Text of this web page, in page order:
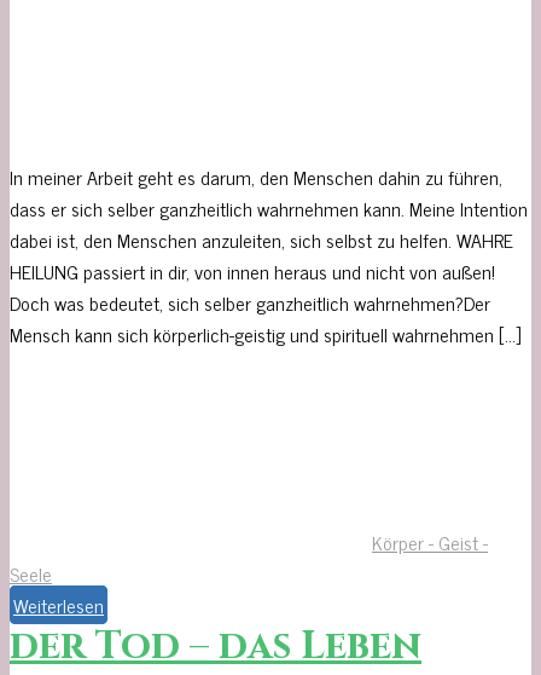
In meiner Arbeit geht es darum, den Menschen dahin zu führen,
dass er sich selber ganzheitlich wahrnehmen kann. Meine Intention
dabei ist, den Menschen anzuleiten, sich selbst zu helfen. WAHRE
HEILUNG passiert in dir, von innen heraus und nicht von außen!
Doch was bedeutet, sich selber ganzheitlich wahrnehmen?Der
Mensch kann sich körperlich-geistig und spirituell wahrnehmen […]
Körper - Geist -
Seele
Weiterlesen
der Tod – das Leben